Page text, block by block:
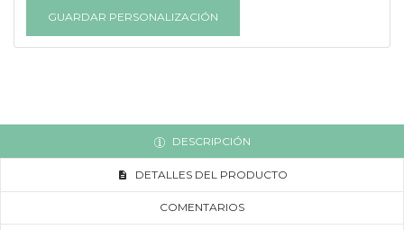
GUARDAR PERSONALIZACIÓN
DESCRIPCIÓN
DETALLES DEL PRODUCTO
COMENTARIOS